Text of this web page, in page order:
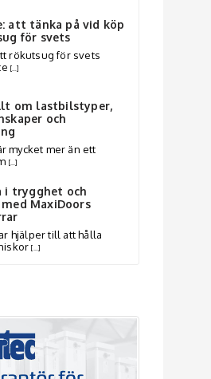
att tänka på vid köp
för svets
rökutsug för svets
[…]
om lastbilstyper,
och
mycket mer än ett
[…]
i trygghet och
MaxiDoors
hjälper till att hålla
[…]